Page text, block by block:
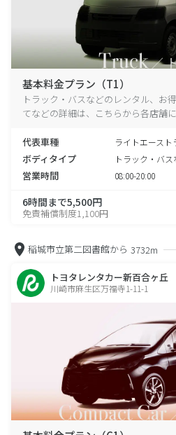
基本料金プラン（T1）
トラック・バスなどのレンタル、お
てなどの詳細は、こちらから各店舗
代表車種 ライトエースト
ボディタイプ トラック・バス
営業時間 08:00-20:00
6時間まで5,500円
免責補償制度1,100円
稲城市立第二図書館から 3732m
トヨタレンタカー新百合ヶ丘
川崎市麻生区万福寺1-11-1